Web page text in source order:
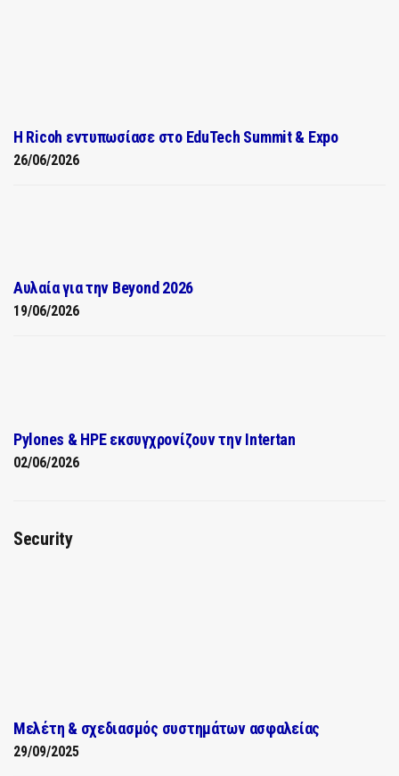
Η Ricoh εντυπωσίασε στο EduTech Summit & Expo
26/06/2026
Αυλαία για την Beyond 2026
19/06/2026
Pylones & HPE εκσυγχρονίζουν την Intertan
02/06/2026
Security
Μελέτη & σχεδιασμός συστημάτων ασφαλείας
29/09/2025